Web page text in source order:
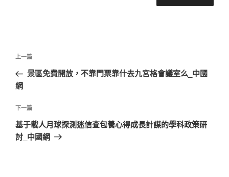
文
導
覽
上
一
篇
章
上一篇
景區免費開放，不靠門票靠什去九宮格會議室么_中國
網
下
一
篇
下一篇
基于載人月球探測迷信查包養心得成長計謀的學科政策研
討_中國網